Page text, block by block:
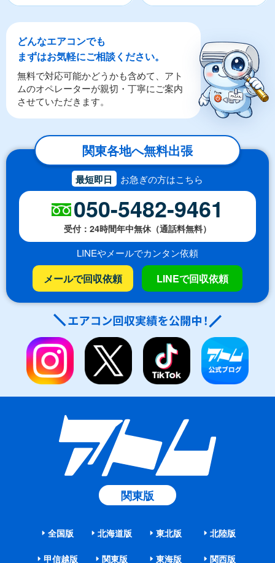
どんなエアコンでも
まずはお気軽にご相談ください。
無料で対応可能かどうかも含めて、アト
ムのオペレーターが親切・丁寧にご案内
させていただきます。
関東各地へ無料出張
最短即日 お急ぎの方はこちら
050-5482-9461
受付：24時間年中無休（通話料無料）
LINEやメールでカンタン依頼
メールで回収依頼 LINEで回収依頼
関東版
全国版 北海道版 東北版 北陸版
甲信越版 関東版 東海版 関西版